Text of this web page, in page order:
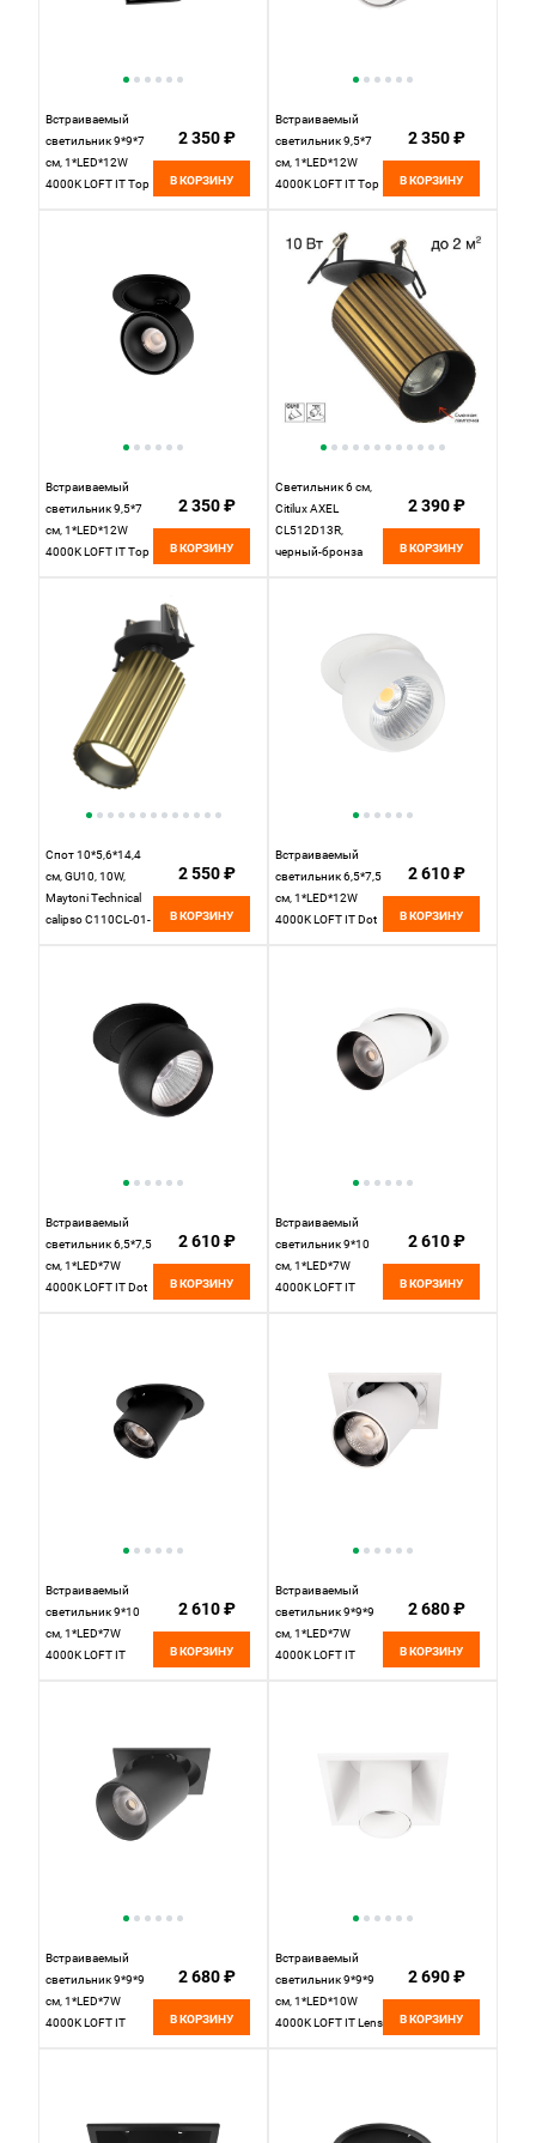
Встраиваемый
светильник 9*9*7
см, 1*LED*12W
4000K LOFT IT Top
2 350 ₽
В КОРЗИНУ
Встраиваемый
светильник 9,5*7
см, 1*LED*12W
4000K LOFT IT Top
2 350 ₽
В КОРЗИНУ
Встраиваемый
светильник 9,5*7
см, 1*LED*12W
4000K LOFT IT Top
2 350 ₽
В КОРЗИНУ
Светильник 6 см,
Citilux AXEL
CL512D13R,
черный-бронза
2 390 ₽
В КОРЗИНУ
Спот 10*5,6*14,4
см, GU10, 10W,
Maytoni Technical
calipso C110CL-01-
2 550 ₽
В КОРЗИНУ
Встраиваемый
светильник 6,5*7,5
см, 1*LED*12W
4000K LOFT IT Dot
2 610 ₽
В КОРЗИНУ
Встраиваемый
светильник 6,5*7,5
см, 1*LED*7W
4000K LOFT IT Dot
2 610 ₽
В КОРЗИНУ
Встраиваемый
светильник 9*10
см, 1*LED*7W
4000K LOFT IT
2 610 ₽
В КОРЗИНУ
Встраиваемый
светильник 9*10
см, 1*LED*7W
4000K LOFT IT
2 610 ₽
В КОРЗИНУ
Встраиваемый
светильник 9*9*9
см, 1*LED*7W
4000K LOFT IT
2 680 ₽
В КОРЗИНУ
Встраиваемый
светильник 9*9*9
см, 1*LED*7W
4000K LOFT IT
2 680 ₽
В КОРЗИНУ
Встраиваемый
светильник 9*9*9
см, 1*LED*10W
4000K LOFT IT Lens
2 690 ₽
В КОРЗИНУ